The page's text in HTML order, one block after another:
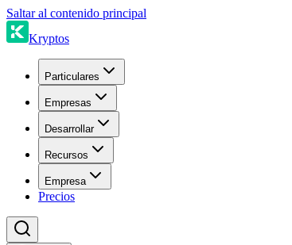
Saltar al contenido principal
Kryptos
Particulares
Empresas
Desarrollar
Recursos
Empresa
Precios